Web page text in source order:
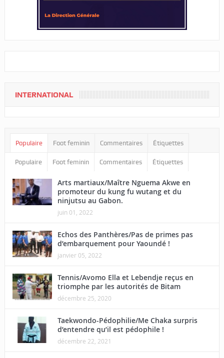
INTERNATIONAL
Populaire Foot feminin Commentaires Étiquettes
Populaire Foot feminin Commentaires Étiquettes
Arts martiaux/Maître Nguema Akwe en
promoteur du kung fu wutang et du
ninjutsu au Gabon.
juin 01, 2022
Echos des Panthères/Pas de primes pas
d’embarquement pour Yaoundé !
janvier 05, 2022
Tennis/Avomo Ella et Lebendje reçus en
triomphe par les autorités de Bitam
décembre 25, 2020
Taekwondo-Pédophilie/Me Chaka surpris
d’entendre qu’il est pédophile !
décembre 22, 2021